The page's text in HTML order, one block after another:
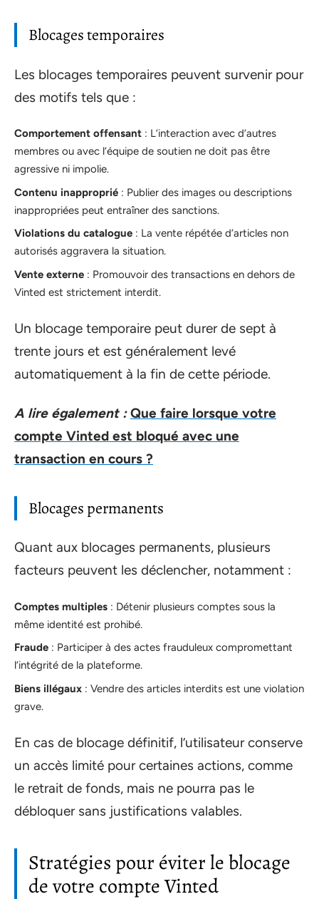
Blocages temporaires
Les blocages temporaires peuvent survenir pour
des motifs tels que :
Comportement offensant : L’interaction avec d’autres
membres ou avec l’équipe de soutien ne doit pas être
agressive ni impolie.
Contenu inapproprié : Publier des images ou descriptions
inappropriées peut entraîner des sanctions.
Violations du catalogue : La vente répétée d’articles non
autorisés aggravera la situation.
Vente externe : Promouvoir des transactions en dehors de
Vinted est strictement interdit.
Un blocage temporaire peut durer de sept à
trente jours et est généralement levé
automatiquement à la fin de cette période.
A lire également : Que faire lorsque votre
compte Vinted est bloqué avec une
transaction en cours ?
Blocages permanents
Quant aux blocages permanents, plusieurs
facteurs peuvent les déclencher, notamment :
Comptes multiples : Détenir plusieurs comptes sous la
même identité est prohibé.
Fraude : Participer à des actes frauduleux compromettant
l’intégrité de la plateforme.
Biens illégaux : Vendre des articles interdits est une violation
grave.
En cas de blocage définitif, l’utilisateur conserve
un accès limité pour certaines actions, comme
le retrait de fonds, mais ne pourra pas le
débloquer sans justifications valables.
Stratégies pour éviter le blocage
de votre compte Vinted